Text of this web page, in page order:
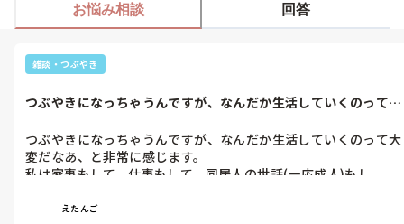
お悩み相談 回答
雑談・つぶやき
つぶやきになっちゃうんですが、なんだか生活していくのって大
つぶやきになっちゃうんですが、なんだか生活していくのって大
変だなあ、と非常に感じます。
私は家事もして、仕事もして、同居人の世話(一応成人)もし
世の中のお母さんを始め、お母さん以外にもみんなこんな感じで
えたんご